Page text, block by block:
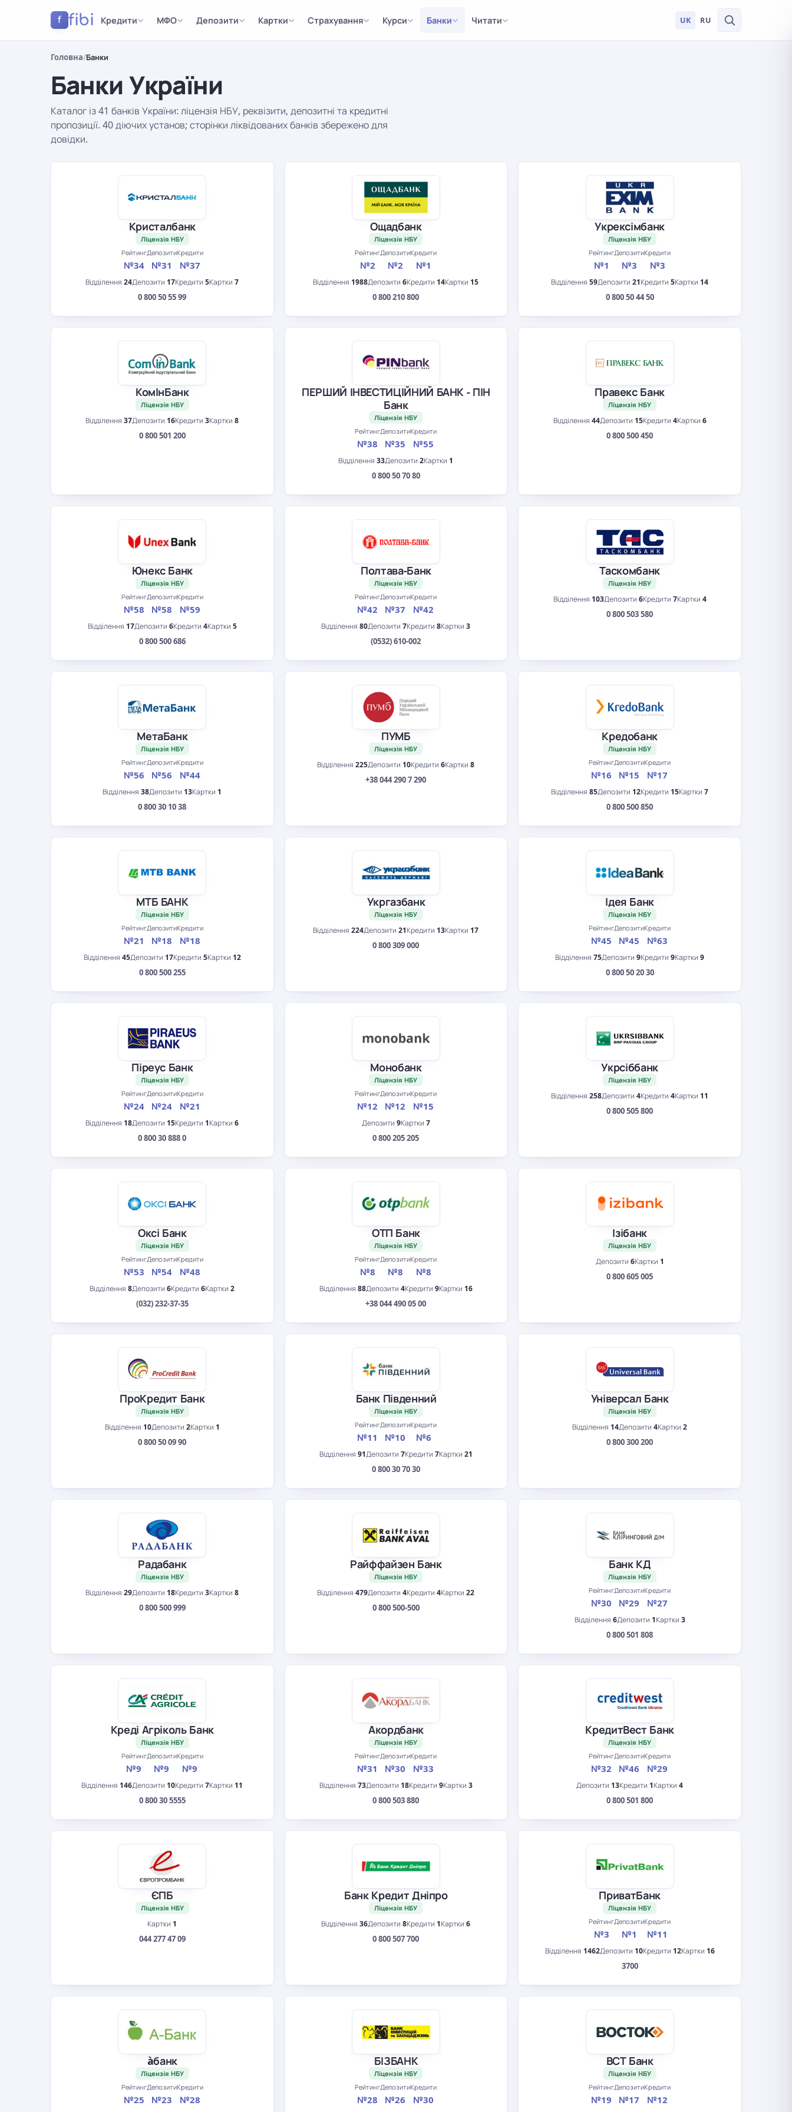
f fibi Кредити МФО Депозити Картки Страхування Курси Банки Читати UK RU
Головна/Банки
Банки України
Каталог із 41 банків України: ліцензія НБУ, реквізити, депозитні та кредитні
пропозиції. 40 діючих установ; сторінки ліквідованих банків збережено для
довідки.
Кристалбанк
Ліцензія НБУ
Рейтинг
№34
Депозити
№31
Кредити
№37
Відділення24Депозити 17Кредити5Картки7
0 800 50 55 99
Ощадбанк
Ліцензія НБУ
Рейтинг
№2
Депозити
№2
Кредити
№1
Відділення 1988Депозити6Кредити 14Картки 15
0 800 210 800
Укрексімбанк
Ліцензія НБУ
Рейтинг
№1
Депозити
№3
Кредити
№3
Відділення59Депозити21Кредити5Картки 14
0 800 50 44 50
КомІнБанк
Ліцензія НБУ
Відділення37Депозити 16Кредити3Картки8
0 800 501 200
ПЕРШИЙ ІНВЕСТИЦІЙНИЙ БАНК - ПІН
Банк
Ліцензія НБУ
Рейтинг
№38
Депозити
№35
Кредити
№55
Відділення33Депозити2Картки 1
0 800 50 70 80
Правекс Банк
Ліцензія НБУ
Відділення 44Депозити 15Кредити 4Картки 6
0 800 500 450
Юнекс Банк
Ліцензія НБУ
Рейтинг
№58
Депозити
№58
Кредити
№59
Відділення 17Депозити 6Кредити 4Картки 5
0 800 500 686
Полтава-Банк
Ліцензія НБУ
Рейтинг
№42
Депозити
№37
Кредити
№42
Відділення80Депозити7Кредити8Картки3
(0532) 610-002
Таскомбанк
Ліцензія НБУ
Відділення 103Депозити 6Кредити 7Картки 4
0 800 503 580
МетаБанк
Ліцензія НБУ
Рейтинг
№56
Депозити
№56
Кредити
№44
Відділення38Депозити 13Картки 1
0 800 30 10 38
ПУМБ
Ліцензія НБУ
Відділення225Депозити 10Кредити6Картки8
+38 044 290 7 290
Кредобанк
Ліцензія НБУ
Рейтинг
№16
Депозити
№15
Кредити
№17
Відділення85Депозити 12Кредити 15Картки7
0 800 500 850
МТБ БАНК
Ліцензія НБУ
Рейтинг
№21
Депозити
№18
Кредити
№18
Відділення 45Депозити 17Кредити 5Картки 12
0 800 500 255
Укргазбанк
Ліцензія НБУ
Відділення224Депозити21Кредити 13Картки 17
0 800 309 000
Ідея Банк
Ліцензія НБУ
Рейтинг
№45
Депозити
№45
Кредити
№63
Відділення75Депозити9Кредити9Картки9
0 800 50 20 30
Піреус Банк
Ліцензія НБУ
Рейтинг
№24
Депозити
№24
Кредити
№21
Відділення 18Депозити 15Кредити 1Картки6
0 800 30 888 0
Монобанк
Ліцензія НБУ
Рейтинг
№12
Депозити
№12
Кредити
№15
Депозити 9Картки 7
0 800 205 205
Укрсіббанк
Ліцензія НБУ
Відділення258Депозити4Кредити4Картки 11
0 800 505 800
Оксі Банк
Ліцензія НБУ
Рейтинг
№53
Депозити
№54
Кредити
№48
Відділення8Депозити6Кредити6Картки2
(032) 232-37-35
ОТП Банк
Ліцензія НБУ
Рейтинг
№8
Депозити
№8
Кредити
№8
Відділення 88Депозити 4Кредити 9Картки 16
+38 044 490 05 00
Ізібанк
Ліцензія НБУ
Депозити 6Картки 1
0 800 605 005
ПроКредит Банк
Ліцензія НБУ
Відділення 10Депозити 2Картки 1
0 800 50 09 90
Банк Південний
Ліцензія НБУ
Рейтинг
№11
Депозити
№10
Кредити
№6
Відділення 91Депозити 7Кредити 7Картки 21
0 800 30 70 30
Універсал Банк
Ліцензія НБУ
Відділення 14Депозити4Картки2
0 800 300 200
Радабанк
Ліцензія НБУ
Відділення29Депозити 18Кредити3Картки8
0 800 500 999
Райффайзен Банк
Ліцензія НБУ
Відділення479Депозити4Кредити4Картки22
0 800 500-500
Банк КД
Ліцензія НБУ
Рейтинг
№30
Депозити
№29
Кредити
№27
Відділення 6Депозити 1Картки 3
0 800 501 808
Креді Агріколь Банк
Ліцензія НБУ
Рейтинг
№9
Депозити
№9
Кредити
№9
Відділення 146Депозити 10Кредити7Картки 11
0 800 30 5555
Акордбанк
Ліцензія НБУ
Рейтинг
№31
Депозити
№30
Кредити
№33
Відділення 73Депозити 18Кредити 9Картки 3
0 800 503 880
КредитВест Банк
Ліцензія НБУ
Рейтинг
№32
Депозити
№46
Кредити
№29
Депозити 13Кредити 1Картки4
0 800 501 800
ЄПБ
Ліцензія НБУ
Картки 1
044 277 47 09
Банк Кредит Дніпро
Ліцензія НБУ
Відділення36Депозити8Кредити 1Картки6
0 800 507 700
ПриватБанк
Ліцензія НБУ
Рейтинг
№3
Депозити
№1
Кредити
№11
Відділення 1462Депозити 10Кредити 12Картки 16
3700
àбанк
Ліцензія НБУ
Рейтинг
№25
Депозити
№23
Кредити
№28
БІЗБАНК
Ліцензія НБУ
Рейтинг
№28
Депозити
№26
Кредити
№30
ВСТ Банк
Ліцензія НБУ
Рейтинг
№19
Депозити
№17
Кредити
№12